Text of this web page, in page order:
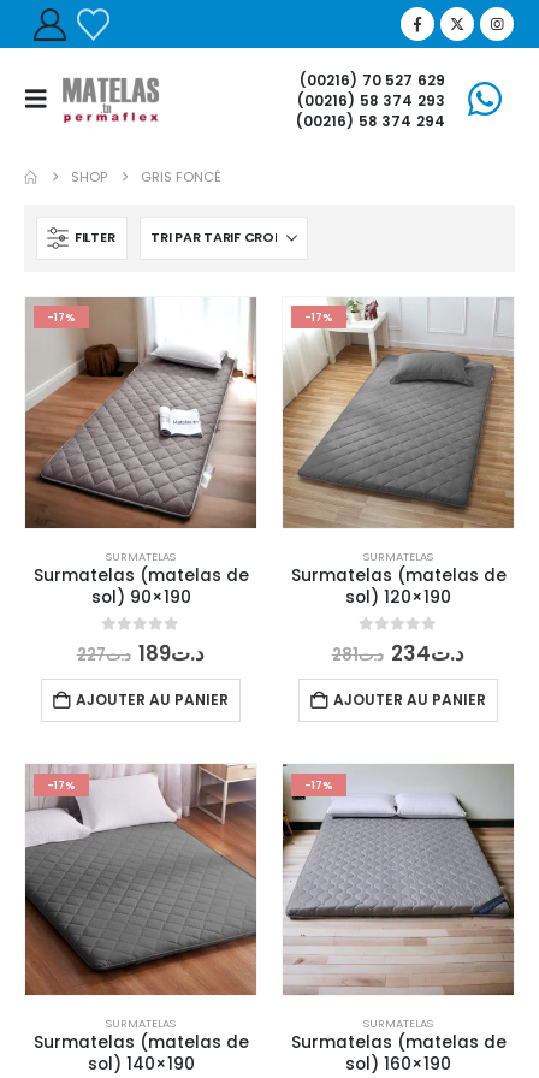
(00216) 70 527 629
(00216) 58 374 293
(00216) 58 374 294
SHOP GRIS FONCÉ
FILTER
-17%
SURMATELAS
Surmatelas (matelas de
sol) 90×190
out of 5د.ت227 Le
initial
était :
د.ت227.
د.ت189 Le
actuel
est :
AJOUTER AU PANIER
-17%
SURMATELAS
Surmatelas (matelas de
sol) 120×190
out of 5د.ت281 Le
initial
était :
د.ت281.
د.ت234 Le
actuel
est :
AJOUTER AU PANIER
-17%
SURMATELAS
Surmatelas (matelas de
sol) 140×190
-17%
SURMATELAS
Surmatelas (matelas de
sol) 160×190